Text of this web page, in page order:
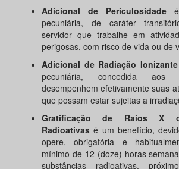
Adicional de Periculosidade
pecuniária, de caráter
servidor que trabalhe em
perigosas, com risco de vida ou de
Adicional de Radiação Ionizante
pecuniária, concedida aos
desempenhem efetivamente suas
que possam estar sujeitas a
Gratificação de Raios X
Radioativas é um benefício,
opere, obrigatória e
mínimo de 12 (doze) horas
substâncias radioativas,